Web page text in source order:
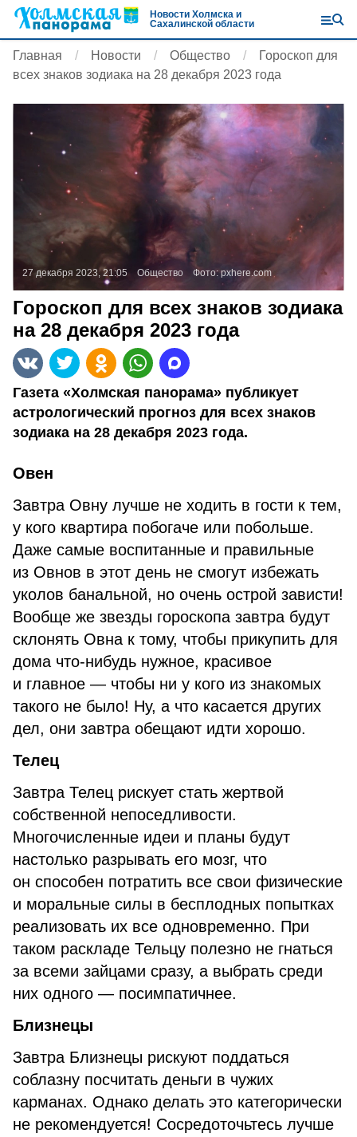
Новости Холмска и
Сахалинской области
Главная Новости Общество
Гороскоп для
всех знаков зодиака на 28 декабря 2023 года
27 декабря 2023, 21:05 Общество Фото:pxhere.com
Гороскоп для всех знаков зодиака
на 28 декабря 2023 года
Газета «Холмская панорама» публикует
астрологический прогноз для всех знаков
зодиака на 28 декабря 2023 года.
Овен
Завтра Овну лучше не ходить в гости к тем,
у кого квартира побогаче или побольше.
Даже самые воспитанные и правильные
из Овнов в этот день не смогут избежать
уколов банальной, но очень острой зависти!
Вообще же звезды гороскопа завтра будут
склонять Овна к тому, чтобы прикупить для
дома что-нибудь нужное, красивое
и главное — чтобы ни у кого из знакомых
такого не было! Ну, а что касается других
дел, они завтра обещают идти хорошо.
Телец
Завтра Телец рискует стать жертвой
собственной непоседливости.
Многочисленные идеи и планы будут
настолько разрывать его мозг, что
он способен потратить все свои физические
и моральные силы в бесплодных попытках
реализовать их все одновременно. При
таком раскладе Тельцу полезно не гнаться
за всеми зайцами сразу, а выбрать среди
них одного — посимпатичнее.
Близнецы
Завтра Близнецы рискуют поддаться
соблазну посчитать деньги в чужих
карманах. Однако делать это категорически
не рекомендуется! Сосредоточьтесь лучше